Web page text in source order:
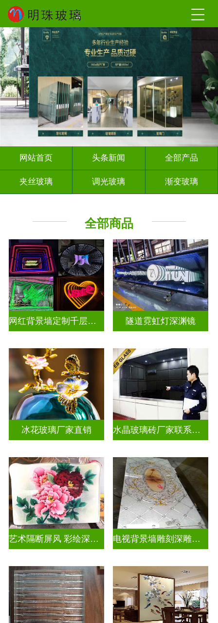
网站首页 头条新闻 全部产品
夹丝玻璃 调光玻璃 渐变玻璃
其它玻璃
全部商品
网红背景墙定制千层镜深渊镜 隧道霓虹灯深渊镜
冰花玻璃厂家直销 水晶玻璃砖厂家联系方式
艺术隔断屏风 彩绘深雕浮雕玻璃 电视背景墙雕刻深雕双面效果